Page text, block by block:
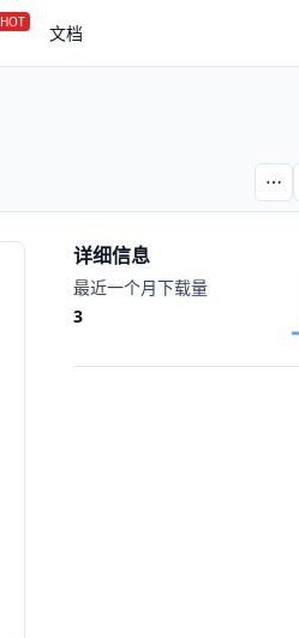
HOT 文档
详细信息
最近一个月下载量
3